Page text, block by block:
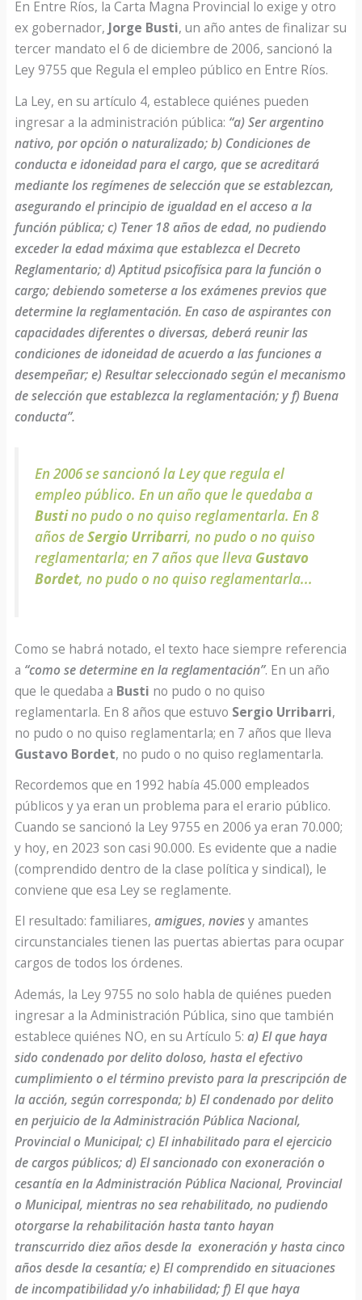
En Entre Ríos, la Carta Magna Provincial lo exige y otro
ex gobernador, Jorge Busti, un año antes de finalizar su
tercer mandato el 6 de diciembre de 2006, sancionó la
Ley 9755 que Regula el empleo público en Entre Ríos.
La Ley, en su artículo 4, establece quiénes pueden
ingresar a la administración pública: “a) Ser argentino
nativo, por opción o naturalizado; b) Condiciones de
conducta e idoneidad para el cargo, que se acreditará
mediante los regímenes de selección que se establezcan,
asegurando el principio de igualdad en el acceso a la
función pública; c) Tener 18 años de edad, no pudiendo
exceder la edad máxima que establezca el Decreto
Reglamentario; d) Aptitud psicofísica para la función o
cargo; debiendo someterse a los exámenes previos que
determine la reglamentación. En caso de aspirantes con
capacidades diferentes o diversas, deberá reunir las
condiciones de idoneidad de acuerdo a las funciones a
desempeñar; e) Resultar seleccionado según el mecanismo
de selección que establezca la reglamentación; y f) Buena
conducta”.
En 2006 se sancionó la Ley que regula el
empleo público. En un año que le quedaba a
Bustino pudo o no quiso reglamentarla. En 8
años deSergio Urribarri, no pudo o no quiso
reglamentarla; en 7 años que lleva Gustavo
Bordet, no pudo o no quiso reglamentarla...
Como se habrá notado, el texto hace siempre referencia
a “como se determine en la reglamentación”. En un año
que le quedaba a Busti no pudo o no quiso
reglamentarla. En 8 años que estuvo Sergio Urribarri,
no pudo o no quiso reglamentarla; en 7 años que lleva
Gustavo Bordet, no pudo o no quiso reglamentarla.
Recordemos que en 1992 había 45.000 empleados
públicos y ya eran un problema para el erario público.
Cuando se sancionó la Ley 9755 en 2006 ya eran 70.000;
y hoy, en 2023 son casi 90.000. Es evidente que a nadie
(comprendido dentro de la clase política y sindical), le
conviene que esa Ley se reglamente.
El resultado: familiares,amigues,noviesy amantes
circunstanciales tienen las puertas abiertas para ocupar
cargos de todos los órdenes.
Además, la Ley 9755 no solo habla de quiénes pueden
ingresar a la Administración Pública, sino que también
establece quiénes NO, en su Artículo 5:a) El que haya
sido condenado por delito doloso, hasta el efectivo
cumplimiento o el término previsto para la prescripción de
la acción, según corresponda; b) El condenado por delito
en perjuicio de la Administración Pública Nacional,
Provincial o Municipal; c) El inhabilitado para el ejercicio
de cargos públicos; d) El sancionado con exoneración o
cesantía en la Administración Pública Nacional, Provincial
o Municipal, mientras no sea rehabilitado, no pudiendo
otorgarse la rehabilitación hasta tanto hayan
transcurrido diez años desde la exoneración y hasta cinco
años desde la cesantía; e) El comprendido en situaciones
de incompatibilidad y/o inhabilidad; f) El que haya